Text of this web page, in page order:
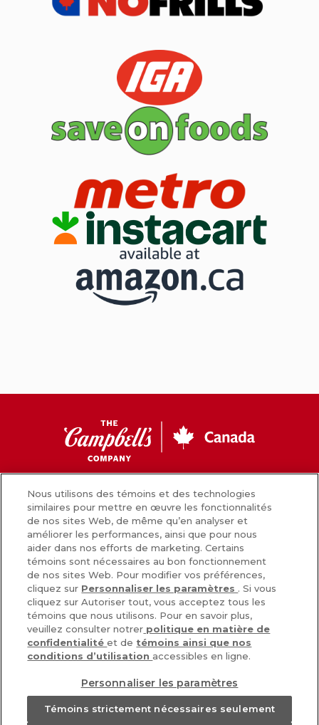
Canada
FacebookInstagramYoutube
Nouvelles
Comment nous préparons nos aliments
Carrières
Inscrivez-vous
Nous joindre
POLITIQUE DE CONFIDENTIALITÉ
Nous utilisons des témoins et des technologies
similaires pour mettre en œuvre les fonctionnalités
de nos sites Web, de même qu’en analyser et
améliorer les performances, ainsi que pour nous
aider dans nos efforts de marketing. Certains
témoins sont nécessaires au bon fonctionnement
de nos sites Web. Pour modifier vos préférences,
cliquez sur Personnaliser les paramètres . Si vous
cliquez sur Autoriser tout, vous acceptez tous les
témoins que nous utilisons. Pour en savoir plus,
veuillez consulter notrer politique en matière de
confidentialitéet de témoins ainsi que nos
conditions d’utilisation accessibles en ligne.
Personnaliser les paramètres
Témoins strictement nécessaires seulement